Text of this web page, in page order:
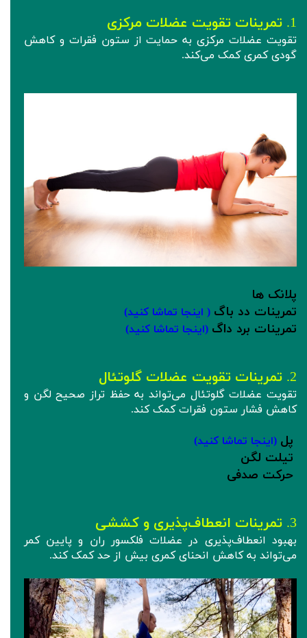
1. تمرینات تقویت عضلات مرکزی
تقویت عضلات مرکزی به حمایت از ستون فقرات و کاهش
گودی کمری کمک می‌کند.
پلانک ها
تمرینات دد باگ ( اینجا تماشا کنید)
تمرینات برد داگ (اینجا تماشا کنید)
2. تمرینات تقویت عضلات گلوتئال
تقویت عضلات گلوتئال می‌تواند به حفظ تراز صحیح لگن و
کاهش فشار ستون فقرات کمک کند.
پل‌ (اینجا تماشا کنید)
تیلت لگن
حرکت صدفی
3. تمرینات انعطاف‌پذیری و کششی
بهبود انعطاف‌پذیری در عضلات فلکسور ران و پایین کمر
می‌تواند به کاهش انحنای کمری بیش از حد کمک کند.